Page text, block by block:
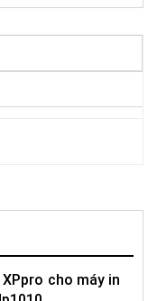
cho máy in